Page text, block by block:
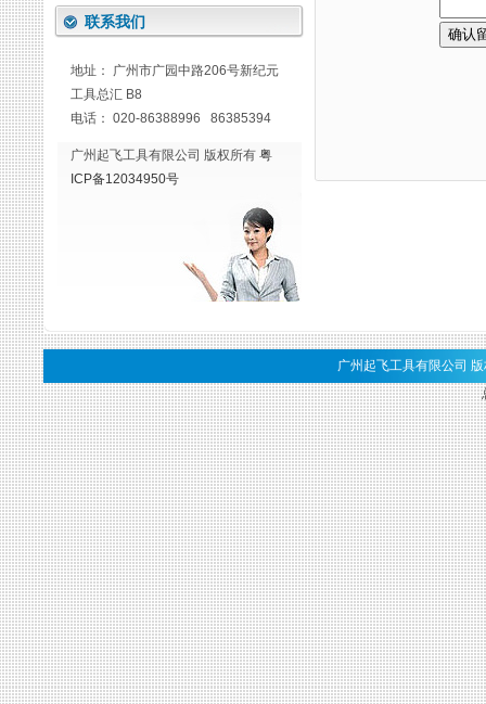
联系我们
地址： 广州市广园中路206号新纪元
工具总汇 B8
电话： 020-86388996 86385394
广州起飞工具有限公司 版权所有 粤
ICP备12034950号
广州起飞工具有限公司